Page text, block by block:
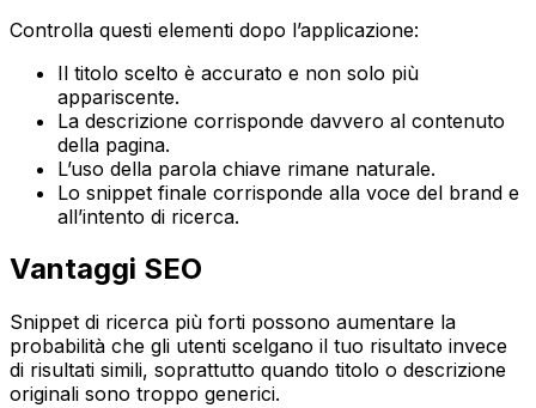
Controlla questi elementi dopo l’applicazione:
Il titolo scelto è accurato e non solo più
appariscente.
La descrizione corrisponde davvero al contenuto
della pagina.
L’uso della parola chiave rimane naturale.
Lo snippet finale corrisponde alla voce del brand e
all’intento di ricerca.
Vantaggi SEO
Snippet di ricerca più forti possono aumentare la
probabilità che gli utenti scelgano il tuo risultato invece
di risultati simili, soprattutto quando titolo o descrizione
originali sono troppo generici.